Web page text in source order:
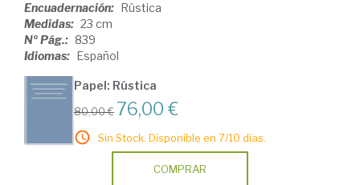
Encuadernación: Rústica
Medidas: 23 cm
Nº Pág.: 839
Idiomas: Español
Papel: Rústica
80,00 €76,00 €
Sin Stock. Disponible en 7/10 días.
COMPRAR